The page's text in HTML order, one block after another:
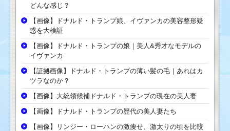
どんな感じ？
【画像】ドナルド・トランプ娘、イヴァンカの美容整形疑
惑を大検証
【画像】ドナルド・トランプの娘｜美人&秀才なモデルの
イヴァンカ
【証拠画像】ドナルド・トランプの薄い髪の毛｜あれはカ
ツラなのか？
【画像】大統領候補ドナルド・トランプの現在の美人妻
【画像】ドナルド・トランプの歴代の美人妻たち
【画像】リンジー・ローハンの激痩せ、激太りの頃を比較